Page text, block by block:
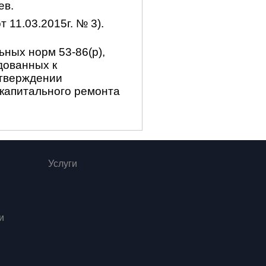
11.03.2015г. № 3).
норм 53-86(р),
к
ремонта
Услуги